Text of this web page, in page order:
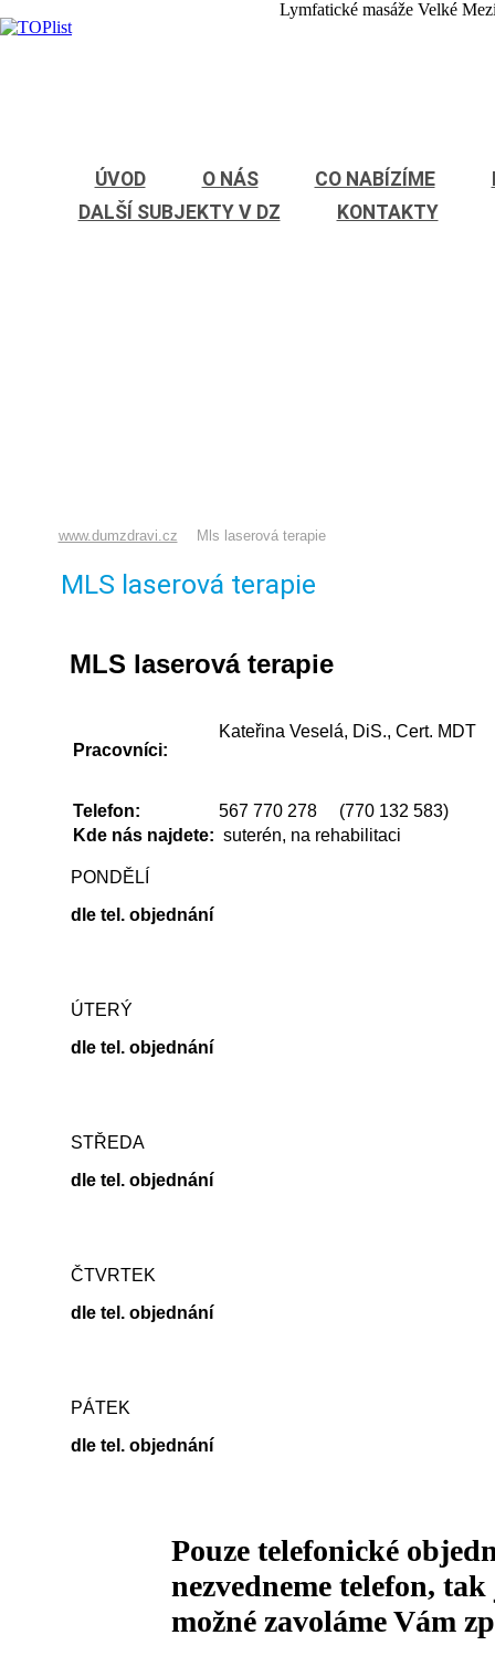
Lymfatické masáže Velké
ÚVOD O NÁS CO NABÍZÍME
DALŠÍ SUBJEKTY V DZ
KONTAKTY
www.dumzdravi.cz Mls laserová terapie
MLS laserová terapie
MLS laserová terapie
Pracovníci:
Kateřina Veselá, DiS., Cert. MDT
Telefon:
567 770 278 (770 132 583)
Kde nás najdete: suterén, na rehabilitaci
PONDĚLÍ
dle tel. objednání
ÚTERÝ
dle tel. objednání
STŘEDA
dle tel. objednání
ČTVRTEK
dle tel. objednání
PÁTEK
dle tel. objednání
Pouze telefonické
nezvedneme telefon,
možné zavoláme Vám